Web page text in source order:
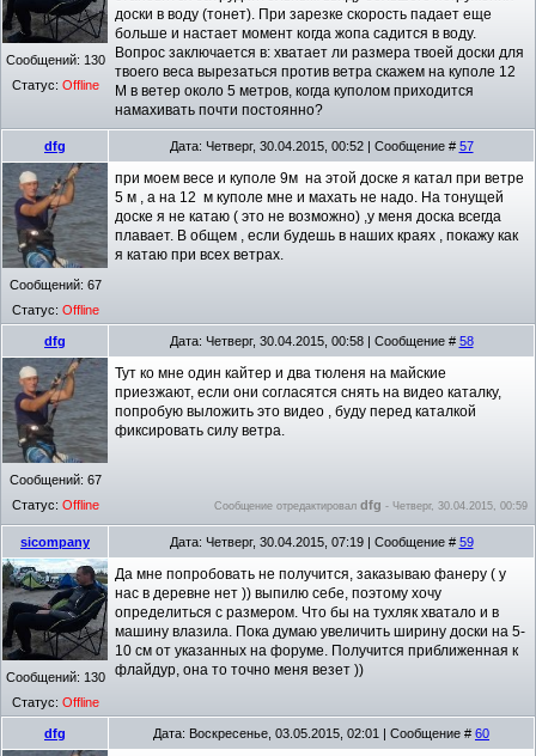
Сообщений: 130
Статус: Offline
доски в воду (тонет). При зарезке скорость падает еще
больше и настает момент когда жопа садится в воду.
Вопрос заключается в: хватает ли размера твоей доски для
твоего веса вырезаться против ветра скажем на куполе 12
М в ветер около 5 метров, когда куполом приходится
намахивать почти постоянно?
dfg Дата: Четверг, 30.04.2015, 00:52 | Сообщение # 57
Сообщений: 67
Статус: Offline
при моем весе и куполе 9м на этой доске я катал при ветре
5 м , а на 12 м куполе мне и махать не надо. На тонущей
доске я не катаю ( это не возможно) ,у меня доска всегда
плавает. В общем , если будешь в наших краях , покажу как
я катаю при всех ветрах.
dfg Дата: Четверг, 30.04.2015, 00:58 | Сообщение # 58
Сообщений: 67
Статус: Offline
Тут ко мне один кайтер и два тюленя на майские
приезжают, если они согласятся снять на видео каталку,
попробую выложить это видео , буду перед каталкой
фиксировать силу ветра.
Сообщение отредактировал dfg - Четверг, 30.04.2015, 00:59
sicompany Дата: Четверг, 30.04.2015, 07:19 | Сообщение # 59
Сообщений: 130
Статус: Offline
Да мне попробовать не получится, заказываю фанеру ( у
нас в деревне нет )) выпилю себе, поэтому хочу
определиться с размером. Что бы на тухляк хватало и в
машину влазила. Пока думаю увеличить ширину доски на 5-
10 см от указанных на форуме. Получится приближенная к
флайдур, она то точно меня везет ))
dfg Дата: Воскресенье, 03.05.2015, 02:01 | Сообщение # 60